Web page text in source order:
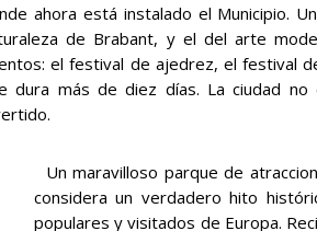
ahora está instalado el Municipio.
de Brabant, y el del arte
el festival de ajedrez, el festival
dura más de diez días. La ciudad
Un maravilloso parque de
considera un verdadero hito
populares y visitados de Europa.